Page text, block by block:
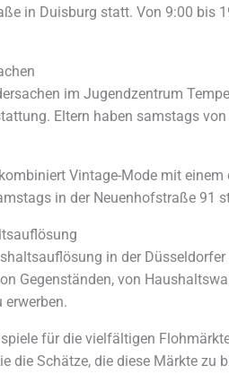
in Duisburg statt. Von 9:00 bis
im Jugendzentrum
Eltern haben samstags
Vintage-Mode mit
in der Neuenhofstraße 91
in der
Gegenständen, von
erwerben.
für die vielfältigen
die Schätze, die diese Märkte zu